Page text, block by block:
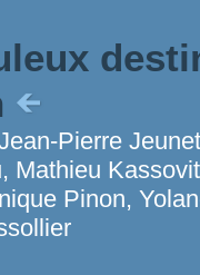
Pierre Jeunet
Mathieu
Pinon,